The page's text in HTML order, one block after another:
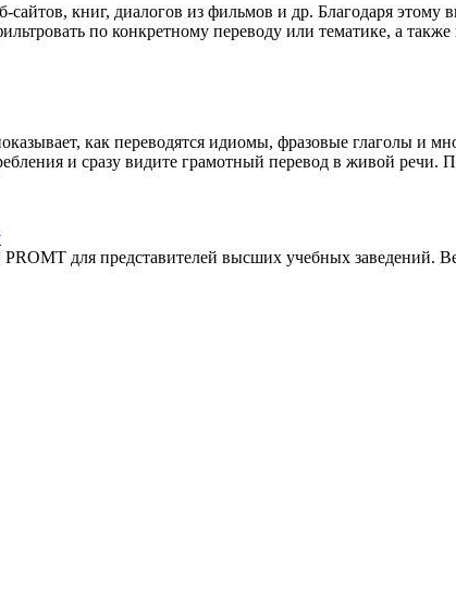
книг, диалогов из фильмов и др. Благодаря этому
по конкретному переводу или тематике, а
как переводятся идиомы, фразовые глаголы и
и сразу видите грамотный перевод в живой речи.
для представителей высших учебных заведений.